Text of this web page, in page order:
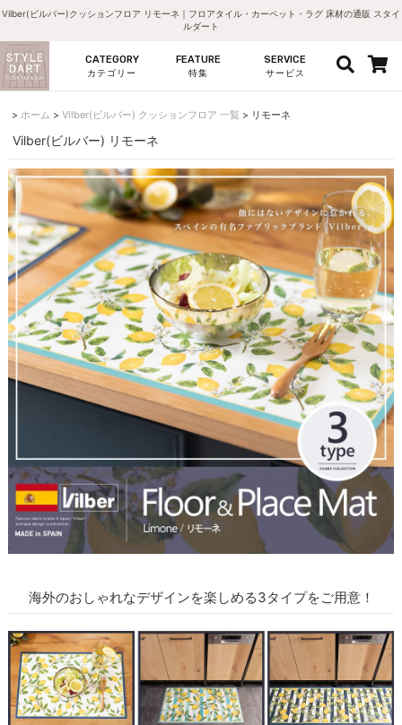
Vilber(ビルバー)クッションフロア リモーネ｜フロアタイル・カーペット・ラグ 床材の通販 スタイ
ルダート
CATEGORY
カテゴリー
FEATURE
特集
SERVICE
サービス
ホーム Vilber(ビルバー) クッションフロア 一覧 リモーネ
Vilber(ビルバー) リモーネ
海外のおしゃれなデザインを楽しめる3タイプをご用意！